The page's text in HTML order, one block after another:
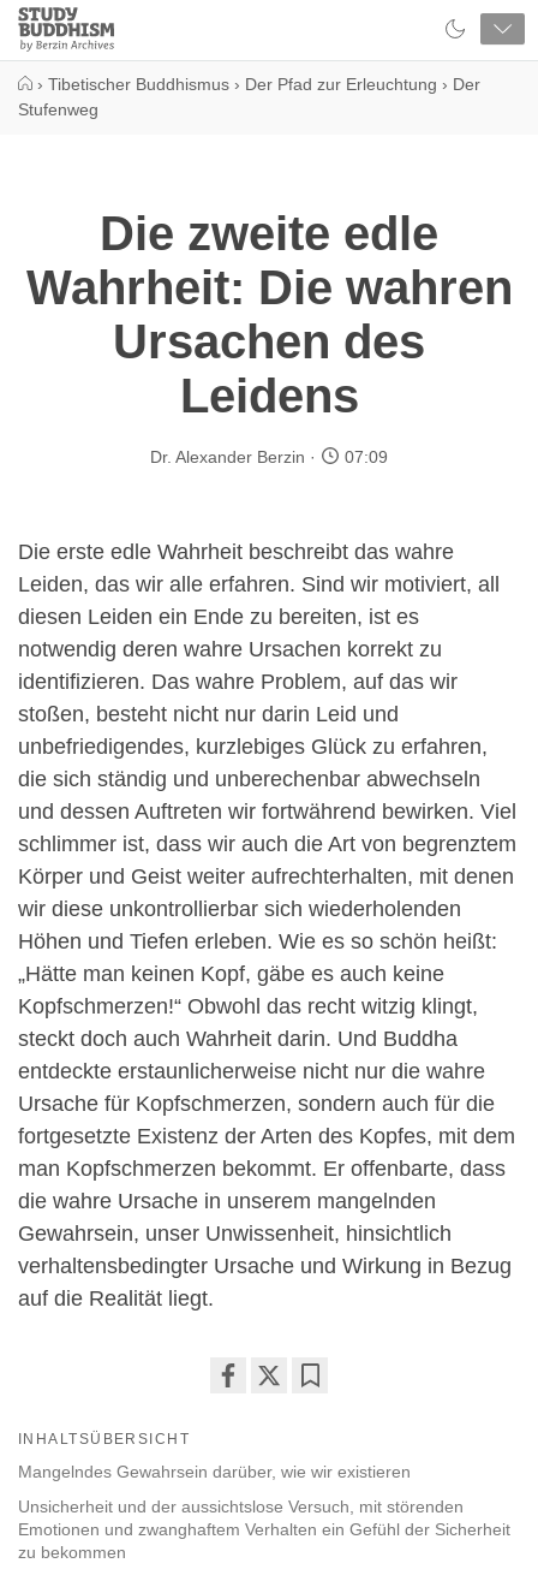
Close
Study
Buddhism
› Tibetischer Buddhismus › Der Pfad zur Erleuchtung › Der
Stufenweg
Die zweite edle
Wahrheit: Die wahren
Ursachen des
Leidens
Dr. Alexander Berzin 07:09
Die erste edle Wahrheit beschreibt das wahre
Leiden, das wir alle erfahren. Sind wir motiviert, all
diesen Leiden ein Ende zu bereiten, ist es
notwendig deren wahre Ursachen korrekt zu
identifizieren. Das wahre Problem, auf das wir
stoßen, besteht nicht nur darin Leid und
unbefriedigendes, kurzlebiges Glück zu erfahren,
die sich ständig und unberechenbar abwechseln
und dessen Auftreten wir fortwährend bewirken. Viel
schlimmer ist, dass wir auch die Art von begrenztem
Körper und Geist weiter aufrechterhalten, mit denen
wir diese unkontrollierbar sich wiederholenden
Höhen und Tiefen erleben. Wie es so schön heißt:
„Hätte man keinen Kopf, gäbe es auch keine
Kopfschmerzen!“ Obwohl das recht witzig klingt,
steckt doch auch Wahrheit darin. Und Buddha
entdeckte erstaunlicherweise nicht nur die wahre
Ursache für Kopfschmerzen, sondern auch für die
fortgesetzte Existenz der Arten des Kopfes, mit dem
man Kopfschmerzen bekommt. Er offenbarte, dass
die wahre Ursache in unserem mangelnden
Gewahrsein, unser Unwissenheit, hinsichtlich
verhaltensbedingter Ursache und Wirkung in Bezug
auf die Realität liegt.
facebook
INHALTSÜBERSICHT
Mangelndes Gewahrsein darüber, wie wir existieren
Unsicherheit und der aussichtslose Versuch, mit störenden
Emotionen und zwanghaftem Verhalten ein Gefühl der Sicherheit
zu bekommen